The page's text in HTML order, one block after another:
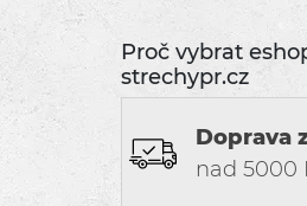
Proč vybrat
strechypr.cz
Doprava
nad 5000